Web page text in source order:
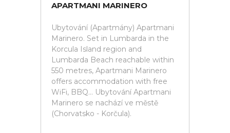
APARTMANI MARINERO
Ubytování (Apartmány) Apartmani
Marinero. Set in Lumbarda in the
Korcula Island region and
Lumbarda Beach reachable within
550 metres, Apartmani Marinero
offers accommodation with free
WiFi, BBQ... Ubytování Apartmani
Marinero se nachází ve městě
(Chorvatsko - Korčula).